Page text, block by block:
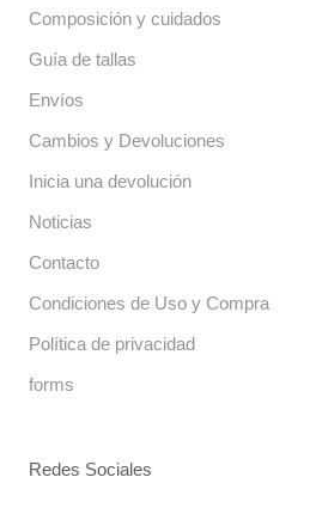
Composición y cuidados
Guía de tallas
Envíos
Cambios y Devoluciones
Inicia una devolución
Noticias
Contacto
Condiciones de Uso y Compra
Política de privacidad
forms
Redes Sociales